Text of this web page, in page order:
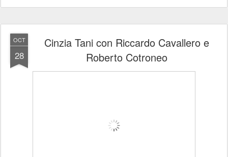
OCT
28
Cinzia Tani con Riccardo Cavallero e
Roberto Cotroneo